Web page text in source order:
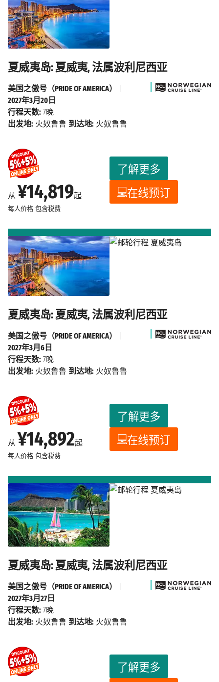
夏威夷岛: 夏威夷, 法属波利尼西亚
从 ¥14,819起
每人价格 包含税费
了解更多
在线预订
美国之傲号（PRIDE OF AMERICA）
2027年3月20日
行程天数: 7晚
出发地: 火奴鲁鲁 到达地: 火奴鲁鲁
夏威夷岛: 夏威夷, 法属波利尼西亚
从 ¥14,892起
每人价格 包含税费
了解更多
在线预订
美国之傲号（PRIDE OF AMERICA）
2027年3月6日
行程天数: 7晚
出发地: 火奴鲁鲁 到达地: 火奴鲁鲁
夏威夷岛: 夏威夷, 法属波利尼西亚
了解更多
美国之傲号（PRIDE OF AMERICA）
2027年3月27日
行程天数: 7晚
出发地: 火奴鲁鲁 到达地: 火奴鲁鲁